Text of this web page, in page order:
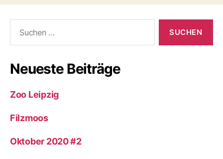
nach:
Neueste Beiträge
Zoo Leipzig
Filzmoos
Oktober 2020 #2